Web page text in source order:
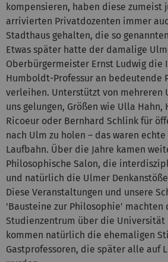
kompensieren, haben diese zumeist
arrivierten Privatdozenten immer
Stadthaus gehalten, die so
Etwas später hatte der damalige
Oberbürgermeister Ernst Ludwig die
Humboldt-Professur an bedeutende
verleihen. Unterstützt von mehreren
uns gelungen, Größen wie Ulla Hahn,
Ricoeur oder Bernhard Schlink für
nach Ulm zu holen – das waren
Laufbahn. Über die Jahre kamen
Philosophische Salon, die
und natürlich die Ulmer
Diese Veranstaltungen und unsere
'Bausteine zur Philosophie' machten
Studienzentrum über die Universität
kommen natürlich die ehemaligen
Gastprofessoren, die später alle auf